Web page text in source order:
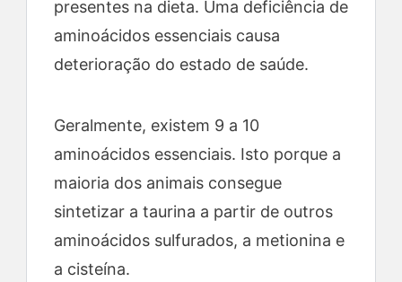
presentes na dieta. Uma deficiência de
aminoácidos essenciais causa
deterioração do estado de saúde.
Geralmente, existem 9 a 10
aminoácidos essenciais. Isto porque a
maioria dos animais consegue
sintetizar a taurina a partir de outros
aminoácidos sulfurados, a metionina e
a cisteína.